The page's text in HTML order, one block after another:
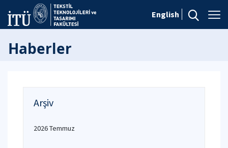
English
Haberler
Arşiv
2026 Temmuz